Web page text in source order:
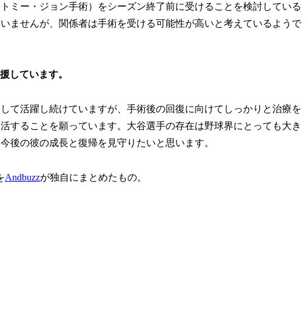
ミー・ジョン手術）をシーズン終了前に受けることを検討している
ませんが、関係者は手術を受ける可能性が高いと考えているようで
しています。
て活躍し続けていますが、手術後の回復に向けてしっかりと治療を
することを願っています。大谷選手の存在は野球界にとっても大き
後の彼の成長と復帰を見守りたいと思います。
Andbuzzが独自にまとめたもの。